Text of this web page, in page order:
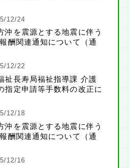
12/24
沖を震源とする地震に伴う
酬関連通知について（通
12/22
祉長寿局福祉指導課 介護
指定申請等手数料の改正に
12/18
沖を震源とする地震に伴う
酬関連通知について（通
12/16